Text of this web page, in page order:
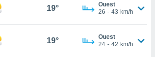
19°
Ouest
26 - 43 km/h
19°
Ouest
24 - 42 km/h